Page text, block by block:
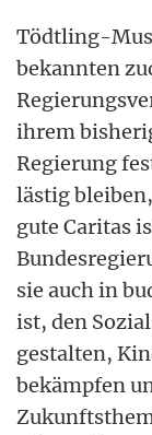
Tödtling-
bekannten
ihrem
Regierung
lästig
gute Caritas
sie auch in
ist, den
gestalten,
bekämpfen